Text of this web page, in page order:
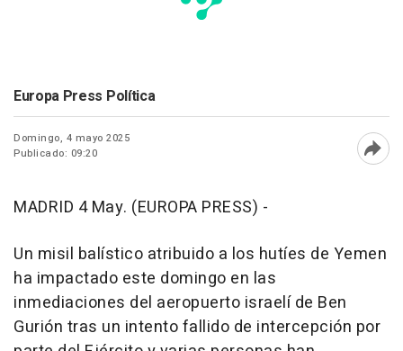
Europa Press Política
Domingo, 4 mayo 2025
Publicado: 09:20
MADRID 4 May. (EUROPA PRESS) -
Un misil balístico atribuido a los hutíes de Yemen
ha impactado este domingo en las
inmediaciones del aeropuerto israelí de Ben
Gurión tras un intento fallido de intercepción por